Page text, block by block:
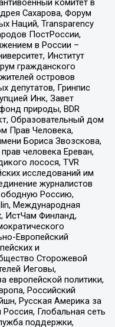
комитет в
Сахарова, Форум
Наций, Transparеncy
ПостРоссии,
в России –
Институт
гражданского
островов
депутатов, Гринпис
Инк, Завет
природы, BDR
Образовательный дом
Прав Человека,
Бориса Звозскова,
человека Ереван,
лосося, TVR
исследований им
журналистов
Россию,
Международная
ИстЧам Финланд,
Европейский
и
Сторожевой
Иеговы,
европейской политики,
Российский
Русская Америка за
Глобальная сеть
поддержки,